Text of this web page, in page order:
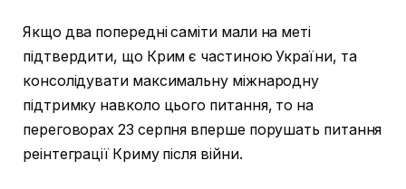
Якщо два попередні саміти мали на меті
підтвердити, що Крим є частиною України, та
консолідувати максимальну міжнародну
підтримку навколо цього питання, то на
переговорах 23 серпня вперше порушать питання
реінтеграції Криму після війни.